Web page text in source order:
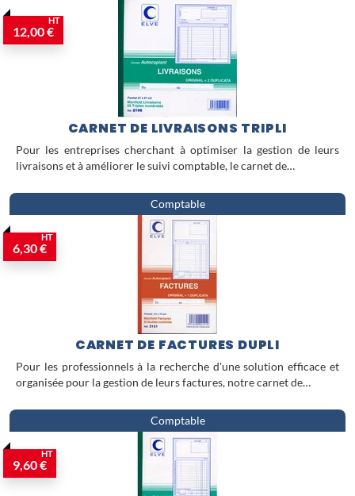
12,00 €
HT
CARNET DE LIVRAISONS TRIPLI
Pour les entreprises cherchant à optimiser la gestion de leurs
livraisons et à améliorer le suivi comptable, le carnet de…
Comptable
6,30 €
HT
CARNET DE FACTURES DUPLI
Pour les professionnels à la recherche d'une solution efficace et
organisée pour la gestion de leurs factures, notre carnet de…
Comptable
9,60 €
HT